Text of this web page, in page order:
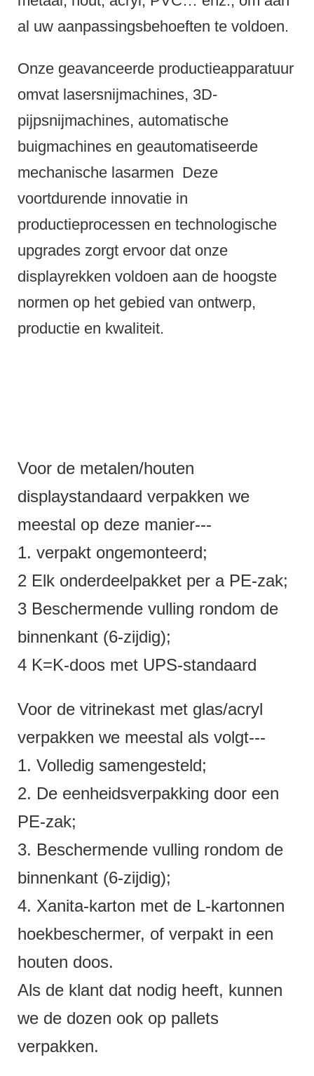
al uw aanpassingsbehoeften te voldoen.
Onze geavanceerde productieapparatuur
omvat lasersnijmachines, 3D-
pijpsnijmachines, automatische
buigmachines en geautomatiseerde
mechanische lasarmen Deze
voortdurende innovatie in
productieprocessen en technologische
upgrades zorgt ervoor dat onze
displayrekken voldoen aan de hoogste
normen op het gebied van ontwerp,
productie en kwaliteit.
Voor de metalen/houten
displaystandaard verpakken we
meestal op deze manier---
1. verpakt ongemonteerd;
2 Elk onderdeelpakket per a PE-zak;
3 Beschermende vulling rondom de
binnenkant (6-zijdig);
4 K=K-doos met UPS-standaard
Voor de vitrinekast met glas/acryl
verpakken we meestal als volgt---
1. Volledig samengesteld;
2. De eenheidsverpakking door een
PE-zak;
3. Beschermende vulling rondom de
binnenkant (6-zijdig);
4. Xanita-karton met de L-kartonnen
hoekbeschermer, of verpakt in een
houten doos.
Als de klant dat nodig heeft, kunnen
we de dozen ook op pallets
verpakken.